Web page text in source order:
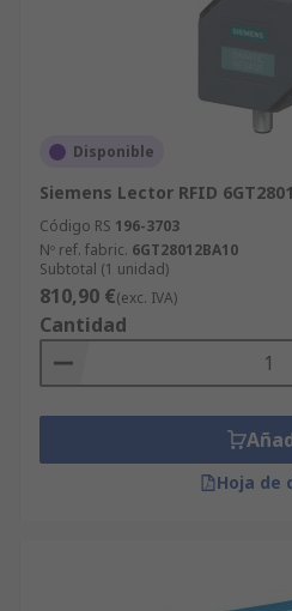
Disponible
Siemens Lector RFID
Código RS 196-3703
Nº ref. fabric. 6GT28012BA10
Subtotal (1 unidad)
810,90 €(exc. IVA)
Cantidad
Hoja de